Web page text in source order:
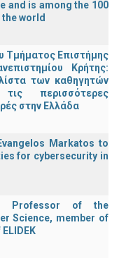
and is among the 100
world
Τμήματος Επιστήμης
Κρήτης:
των καθηγητών
περισσότερες
στην Ελλάδα
Markatos to
for cybersecurity in
Professor of the
Science, member of